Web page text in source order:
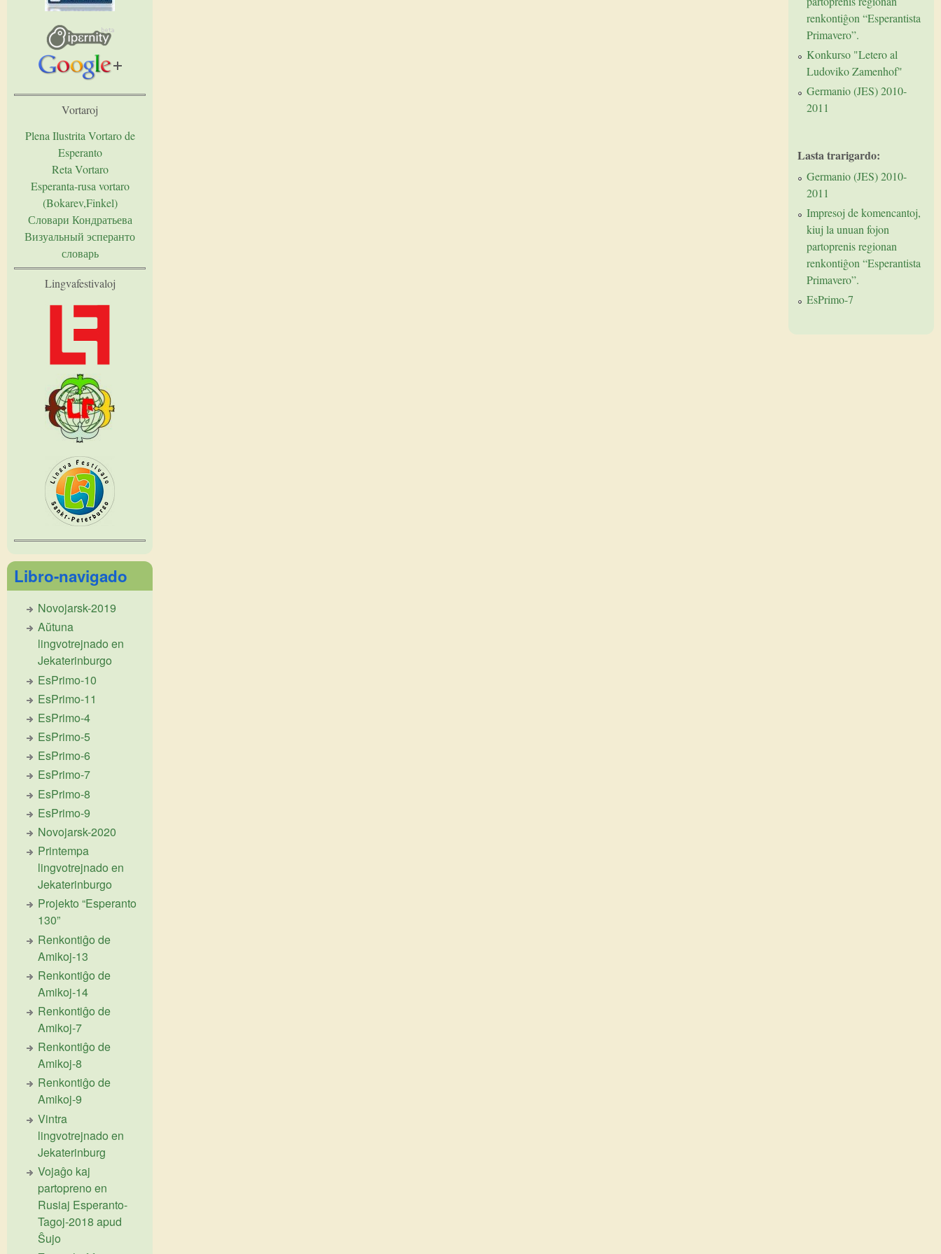
Vortaroj
Plena Ilustrita Vortaro de
Esperanto
Reta Vortaro
Esperanta-rusa vortaro
(Bokarev,Finkel)
Словари Кондратьева
Визуальный эсперанто
словарь
Lingvafestivaloj
Libro-navigado
Novojarsk-2019
Aŭtuna
lingvotrejnado en
Jekaterinburgo
EsPrimo-10
EsPrimo-11
EsPrimo-4
EsPrimo-5
EsPrimo-6
EsPrimo-7
EsPrimo-8
EsPrimo-9
Novojarsk-2020
Printempa
lingvotrejnado en
Jekaterinburgo
Projekto “Esperanto
130”
Renkontiĝo de
Amikoj-13
Renkontiĝo de
Amikoj-14
Renkontiĝo de
Amikoj-7
Renkontiĝo de
Amikoj-8
Renkontiĝo de
Amikoj-9
Vintra
lingvotrejnado en
Jekaterinburg
Vojaĝo kaj
partopreno en
Rusiaj Esperanto-
Tagoj-2018 apud
Ŝujo
renkontiĝon “Esperantista
Primavero”.
Konkurso "Letero al
Ludoviko Zamenhof"
Germanio (JES) 2010-
2011
Lasta trarigardo:
Germanio (JES) 2010-
2011
Impresoj de komencantoj,
kiuj la unuan fojon
partoprenis regionan
renkontiĝon “Esperantista
Primavero”.
EsPrimo-7